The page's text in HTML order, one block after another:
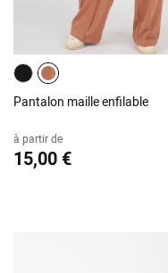
Pantalon maille enfilable
à partir de
15,00 €